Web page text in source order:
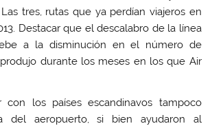
tres, rutas que ya perdían viajeros en
Destacar que el descalabro de la línea
a la disminución en el número de
durante los meses en los que Air
con los países escandinavos tampoco
del aeropuerto, si bien ayudaron al